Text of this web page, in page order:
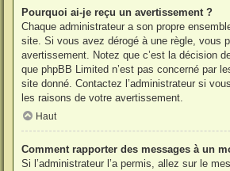
Pourquoi ai-je reçu un avertissement ?
Chaque administrateur a son propre
site. Si vous avez dérogé à une règle, vous
avertissement. Notez que c’est la décision
que phpBB Limited n’est pas concerné par
site donné. Contactez l’administrateur si
les raisons de votre avertissement.
Haut
Comment rapporter des messages à un
Si l’administrateur l’a permis, allez sur le